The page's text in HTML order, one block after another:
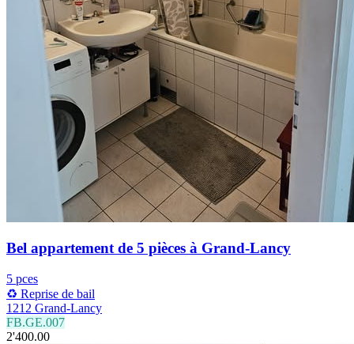
Bel appartement de 5 pièces à Grand-Lancy
5 pces
♻️ Reprise de bail
1212 Grand-Lancy
FB.GE.007
2'400.00